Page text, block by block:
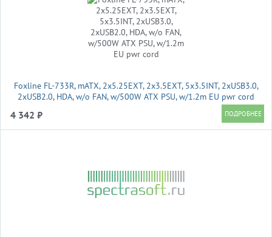
Foxline FL-733R, mATX, 2x5.25EXT, 2x3.5EXT, 5x3.5INT, 2xUSB3.0,
2xUSB2.0, HDA, w/o FAN, w/500W ATX PSU, w/1.2m EU pwr cord
4 342 ₽